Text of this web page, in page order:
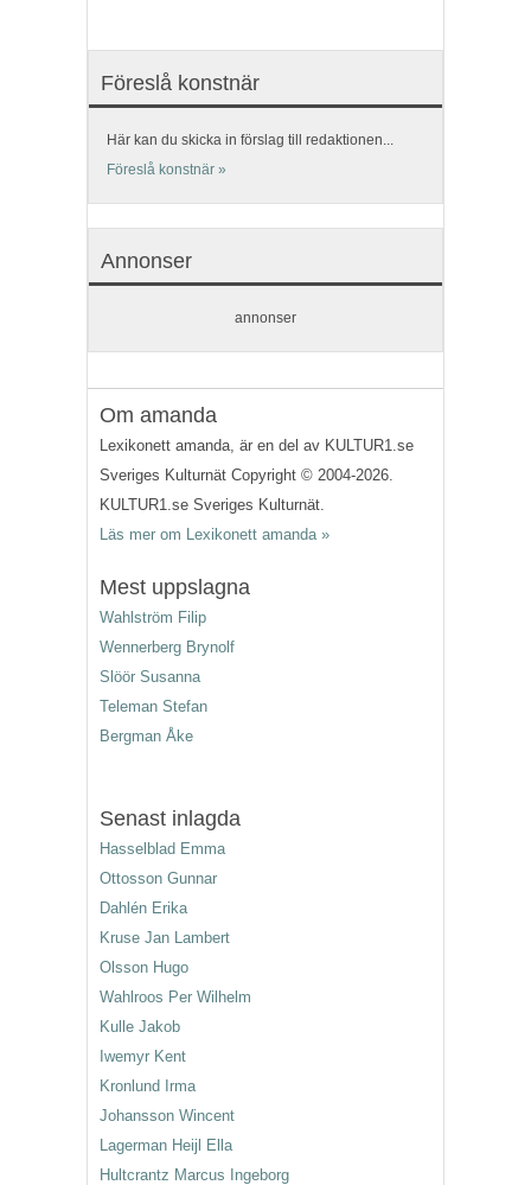
Föreslå konstnär
Här kan du skicka in förslag till redaktionen...
Föreslå konstnär »
Annonser
annonser
Om amanda
Lexikonett amanda, är en del av KULTUR1.se
Sveriges Kulturnät Copyright © 2004-2026.
KULTUR1.se Sveriges Kulturnät.
Läs mer om Lexikonett amanda »
Mest uppslagna
Wahlström Filip
Wennerberg Brynolf
Slöör Susanna
Teleman Stefan
Bergman Åke
Senast inlagda
Hasselblad Emma
Ottosson Gunnar
Dahlén Erika
Kruse Jan Lambert
Olsson Hugo
Wahlroos Per Wilhelm
Kulle Jakob
Iwemyr Kent
Kronlund Irma
Johansson Wincent
Lagerman Heijl Ella
Hultcrantz Marcus Ingeborg